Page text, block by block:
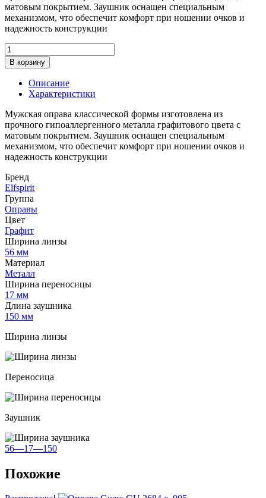
матовым покрытием. Заушник оснащен специальным
механизмом, что обеспечит комфорт при ношении очков и
надежность конструкции
Количество
товара
Оправа
Elfspirit
с.
003
В корзину
Описание
Характеристики
Мужская оправа классической формы изготовлена из
прочного гипоаллергенного металла графитового цвета с
матовым покрытием. Заушник оснащен специальным
механизмом, что обеспечит комфорт при ношении очков и
надежность конструкции
Бренд
Elfspirit
Группа
Оправы
Цвет
Графит
Ширина линзы
56 мм
Материал
Металл
Ширина переносицы
17 мм
Длина заушника
150 мм
Ширина линзы
Переносица
Заушник
56—17—150
Похожие